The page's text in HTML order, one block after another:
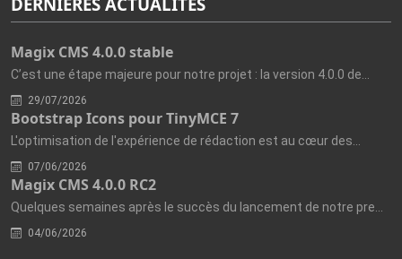
Magix CMS 4.0.0 stable
C’est une étape majeure pour notre projet : la version 4.0.0 de...
29/07/2026
Bootstrap Icons pour TinyMCE 7
L'optimisation de l'expérience de rédaction est au cœur des...
07/06/2026
Magix CMS 4.0.0 RC2
04/06/2026